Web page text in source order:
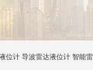
位计 导波雷达液位计 智能